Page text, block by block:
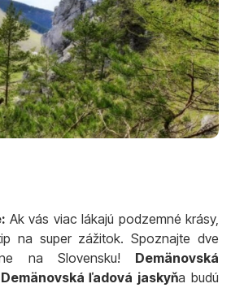
Ak vás viac lákajú podzemné krásy,
na super zážitok. Spoznajte dve
na Slovensku! Demänovská
ľadová jaskyňa budú